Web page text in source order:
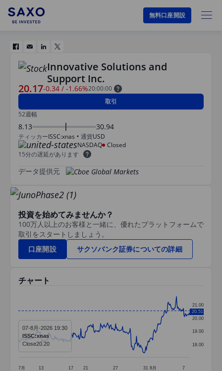
無料口座開設
Innovative Solutions and
Support Inc.
20.17-0.34 / -1.66%20:00:00
取引
52週幅
8.13 30.94
ティッカーISSC:xnas 通貨USD
NASDAQ Closed
15分の遅延があります
データ提供元
投資を始めてみませんか？
100万人以上のお客様と一緒に、優れたプラットフォームで
取引をスタートしましょう。
口座開設
サクソバンク証券についての詳細
チャート
The chart has 1 X axis displaying categories.
The chart has 1 Y axis displaying values. Data
7月 13 17 21 27 31 8月 7
18.00
19.00
20.00
21.00
20.51
07-8月-2026 19:30
ISSC:xnas
Close20.20